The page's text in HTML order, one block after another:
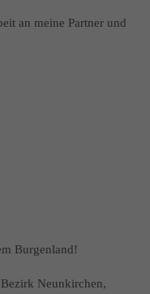
an meine Partner und
Burgenland!
Neunkirchen,